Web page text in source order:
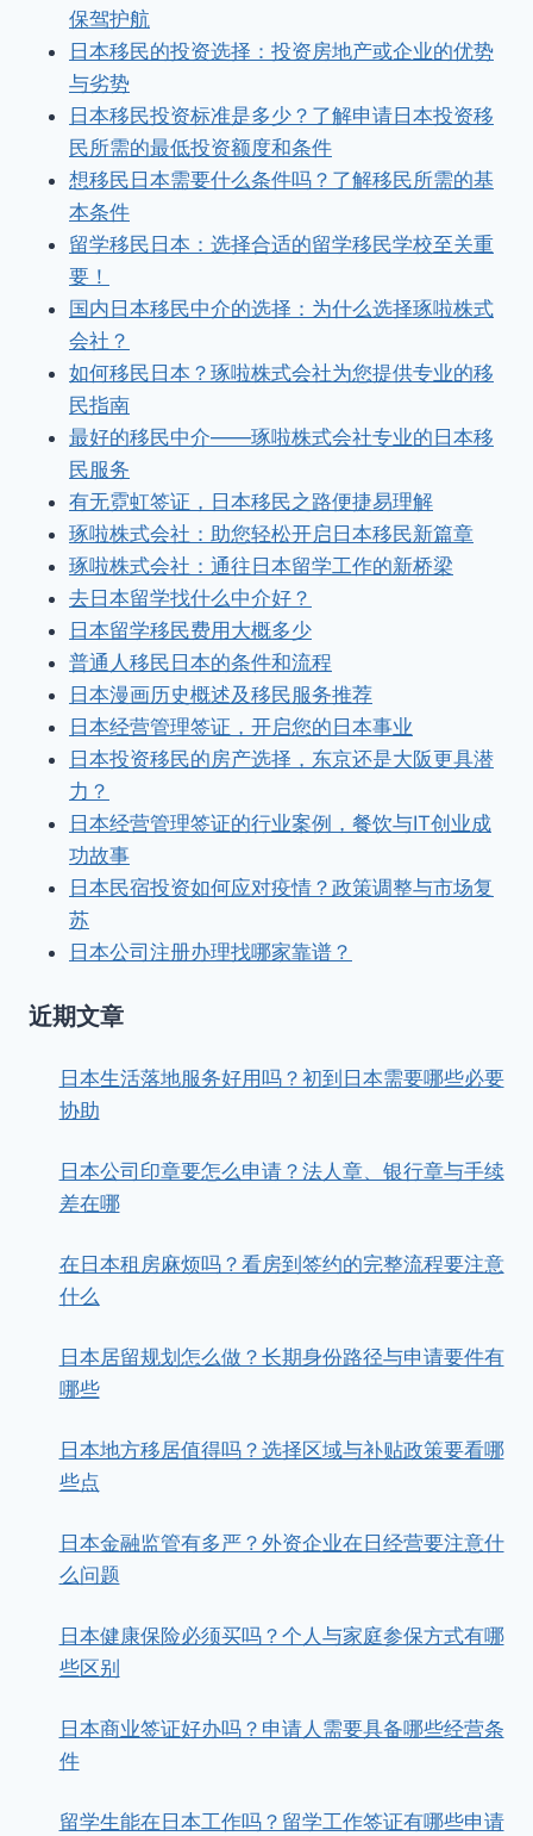
保驾护航
日本移民的投资选择：投资房地产或企业的优势
与劣势
日本移民投资标准是多少？了解申请日本投资移
民所需的最低投资额度和条件
想移民日本需要什么条件吗？了解移民所需的基
本条件
留学移民日本：选择合适的留学移民学校至关重
要！
国内日本移民中介的选择：为什么选择琢啦株式
会社？
如何移民日本？琢啦株式会社为您提供专业的移
民指南
最好的移民中介——琢啦株式会社专业的日本移
民服务
有无霓虹签证，日本移民之路便捷易理解
琢啦株式会社：助您轻松开启日本移民新篇章
琢啦株式会社：通往日本留学工作的新桥梁
去日本留学找什么中介好？
日本留学移民费用大概多少
普通人移民日本的条件和流程
日本漫画历史概述及移民服务推荐
日本经营管理签证，开启您的日本事业
日本投资移民的房产选择，东京还是大阪更具潜
力？
日本经营管理签证的行业案例，餐饮与IT创业成
功故事
日本民宿投资如何应对疫情？政策调整与市场复
苏
日本公司注册办理找哪家靠谱？
近期文章
日本生活落地服务好用吗？初到日本需要哪些必要
协助
日本公司印章要怎么申请？法人章、银行章与手续
差在哪
在日本租房麻烦吗？看房到签约的完整流程要注意
什么
日本居留规划怎么做？长期身份路径与申请要件有
哪些
日本地方移居值得吗？选择区域与补贴政策要看哪
些点
日本金融监管有多严？外资企业在日经营要注意什
么问题
日本健康保险必须买吗？个人与家庭参保方式有哪
些区别
日本商业签证好办吗？申请人需要具备哪些经营条
件
留学生能在日本工作吗？留学工作签证有哪些申请